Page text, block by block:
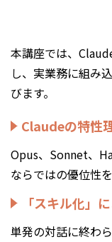
本講座では、
し、実業務に組み
びます。
Claudeの特性
Opus、Sonnet、
ならではの優位性
「スキル化」
単発の対話に終わ